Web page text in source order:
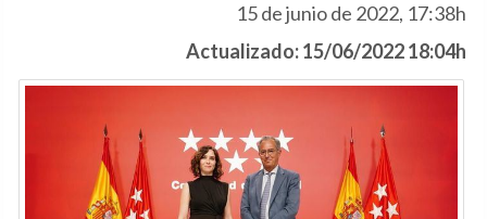
15 de junio de 2022, 17:38h
Actualizado: 15/06/2022 18:04h